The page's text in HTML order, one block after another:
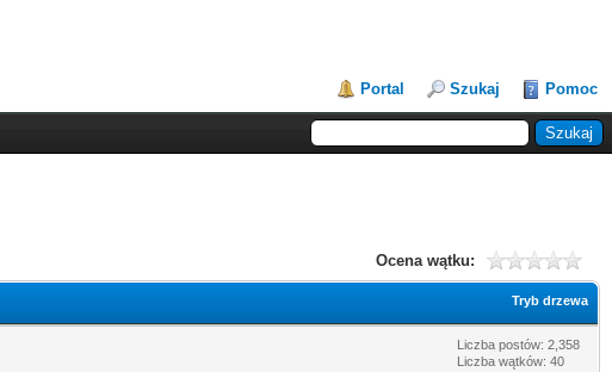
Portal Szukaj Pomoc
Ocena wątku:
Tryb drzewa
Liczba postów: 2,358
Liczba wątków: 40